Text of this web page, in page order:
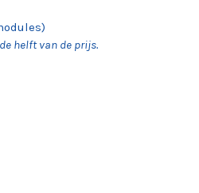
helft van de prijs.